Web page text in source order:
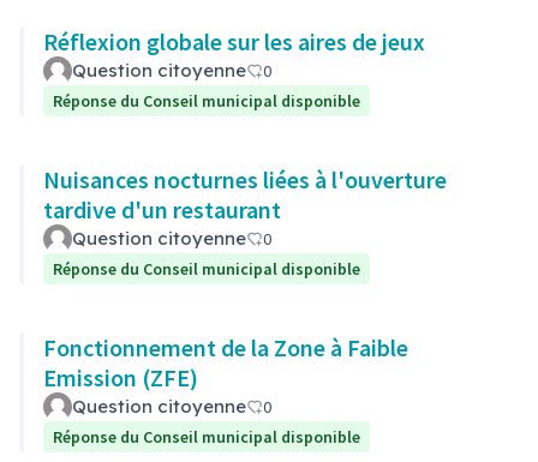
Réflexion globale sur les aires de jeux
Question citoyenne
0
Réponse du Conseil municipal disponible
Nuisances nocturnes liées à l'ouverture
tardive d'un restaurant
Question citoyenne
0
Réponse du Conseil municipal disponible
Fonctionnement de la Zone à Faible
Emission (ZFE)
Question citoyenne
0
Réponse du Conseil municipal disponible